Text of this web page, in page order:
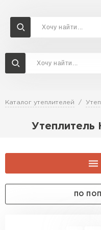
Каталог утеплителей
ПО
Доставка и оплата
Перейти в каталог
Утеплитель
Утеплитель